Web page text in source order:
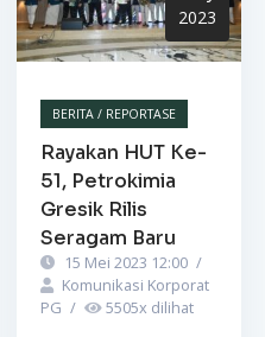
2023
BERITA / REPORTASE
Rayakan HUT Ke-
51, Petrokimia
Gresik Rilis
Seragam Baru
15 Mei 2023 12:00 /
Komunikasi Korporat
PG / 5505x dilihat